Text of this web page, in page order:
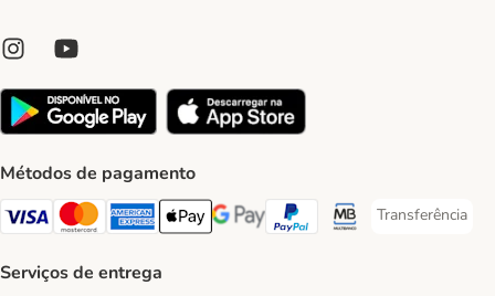
Métodos de pagamento
Visa Payment Method
Mastercard Payment Method
American Express Payment Method
Apple Pay Payment Method
Google Pay Payment Method
PayPal Payment Method
Multibanco Payment
Transferência
Transferência
Serviços de entrega